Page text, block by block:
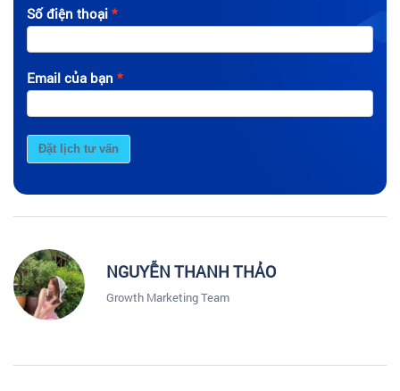
Số điện thoại
Email của bạn
Đặt lịch tư vấn
NGUYỄN THANH THẢO
Growth Marketing Team